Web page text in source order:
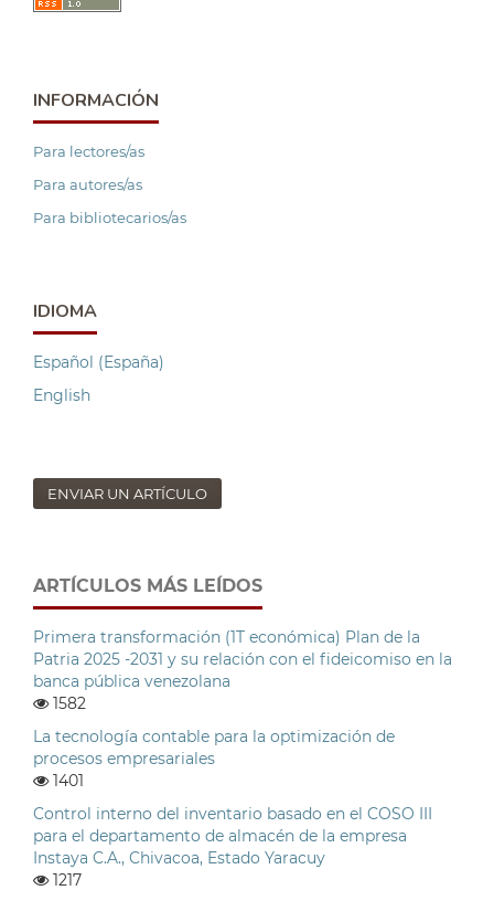
INFORMACIÓN
Para lectores/as
Para autores/as
Para bibliotecarios/as
IDIOMA
Español (España)
English
ENVIAR UN ARTÍCULO
ARTÍCULOS MÁS LEÍDOS
Primera transformación (1T económica) Plan de la
Patria 2025 -2031 y su relación con el fideicomiso en la
banca pública venezolana
1582
La tecnología contable para la optimización de
procesos empresariales
1401
Control interno del inventario basado en el COSO III
para el departamento de almacén de la empresa
Instaya C.A., Chivacoa, Estado Yaracuy
1217